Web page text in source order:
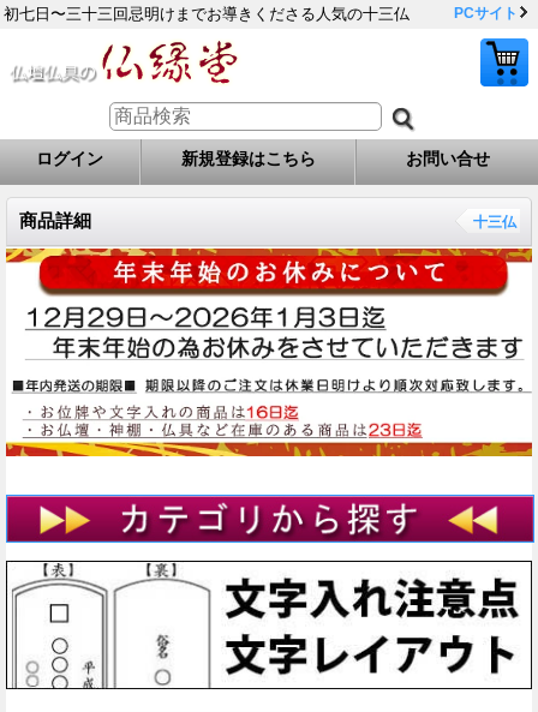
初七日〜三十三回忌明けまでお導きくださる人気の十三仏 PCサイト
ログイン 新規登録はこちら お問い合せ
商品詳細 十三仏